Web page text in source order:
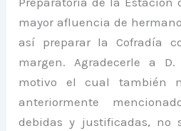
mayor afluencia de
así preparar la Cofradía
margen. Agradecerle a
motivo el cual también
anteriormente
debidas y justificadas, no